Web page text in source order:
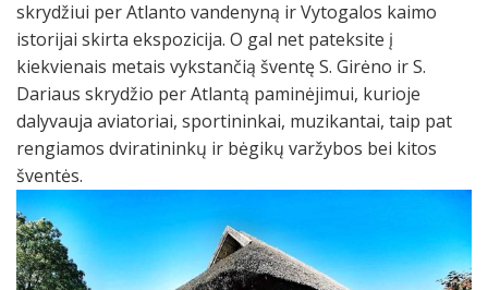
skrydžiui per Atlanto vandenyną ir Vytogalos kaimo
istorijai skirta ekspozicija. O gal net pateksite į
kiekvienais metais vykstančią šventę S. Girėno ir S.
Dariaus skrydžio per Atlantą paminėjimui, kurioje
dalyvauja aviatoriai, sportininkai, muzikantai, taip pat
rengiamos dviratininkų ir bėgikų varžybos bei kitos
šventės.